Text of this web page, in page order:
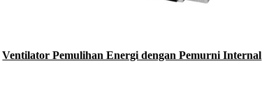
Ventilator Pemulihan Energi dengan Pemurni Internal